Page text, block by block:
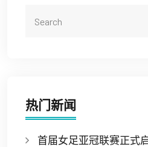
热门新闻
首届女足亚冠联赛正式